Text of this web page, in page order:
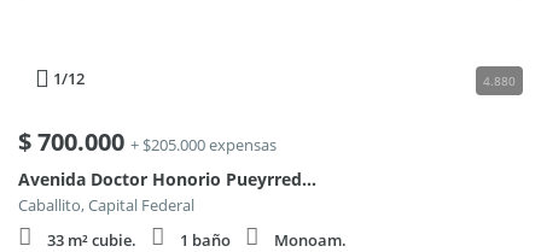
1/12 4.880
$700.000 + $205.000 expensas
Avenida Doctor Honorio Pueyrredón 400
Caballito, Capital Federal
33 m² cubie.
1 baño
Monoam.